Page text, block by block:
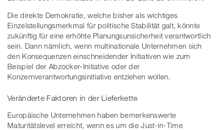
Die direkte Demokratie, welche bisher als wichtiges
Einzelstellungsmerkmal für politische Stabilität galt, könnte
zukünftig für eine erhöhte Planungsunsicherheit verantwortlich
sein. Dann nämlich, wenn multinationale Unternehmen sich
den Konsequenzen einschneidender Initiativen wie zum
Beispiel der Abzocker-Initiative oder der
Konzernverantwortungsinitiative entziehen wollen.
Veränderte Faktoren in der Lieferkette
Europäische Unternehmen haben bemerkenswerte
Maturitätslevel erreicht, wenn es um die Just-in-Time